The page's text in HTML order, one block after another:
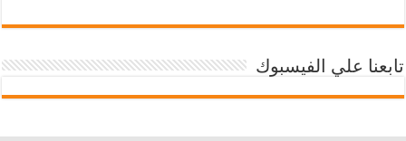
تابعنا علي الفيسبوك